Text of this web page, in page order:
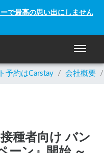
で最高の思い出にしません
ナビゲ
予約はCarstay / 会社概要 /
種者向け バン